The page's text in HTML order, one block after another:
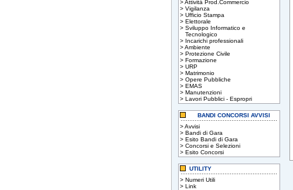
>Attività Prod.Commercio
> Vigilanza
> Ufficio Stampa
> Elettorale
> Sviluppo Informatico e
Tecnologico
> Incarichi professionali
>Ambiente
> Protezione Civile
> Formazione
> URP
> Matrimonio
> Opere Pubbliche
> EMAS
> Manutenzioni
> Lavori Pubblici - Espropri
BANDI CONCORSI AVVISI
>Avvisi
> Bandi di Gara
> Esito Bandi di Gara
> Concorsi e Selezioni
> Esito Concorsi
UTILITY
> Numeri Utili
> Link